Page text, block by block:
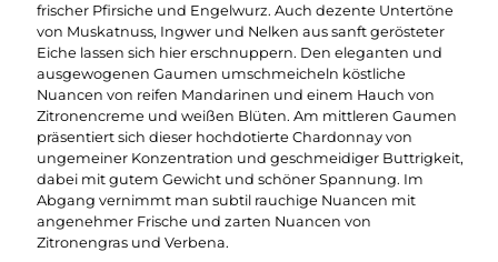
frischer Pfirsiche und Engelwurz. Auch dezente Untertöne
von Muskatnuss, Ingwer und Nelken aus sanft gerösteter
Eiche lassen sich hier erschnuppern. Den eleganten und
ausgewogenen Gaumen umschmeicheln köstliche
Nuancen von reifen Mandarinen und einem Hauch von
Zitronencreme und weißen Blüten. Am mittleren Gaumen
präsentiert sich dieser hochdotierte Chardonnay von
ungemeiner Konzentration und geschmeidiger Buttrigkeit,
dabei mit gutem Gewicht und schöner Spannung. Im
Abgang vernimmt man subtil rauchige Nuancen mit
angenehmer Frische und zarten Nuancen von
Zitronengras und Verbena.